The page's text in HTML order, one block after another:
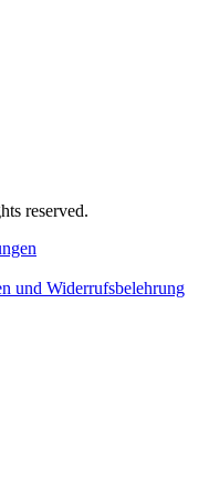
reserved.
und Widerrufsbelehrung